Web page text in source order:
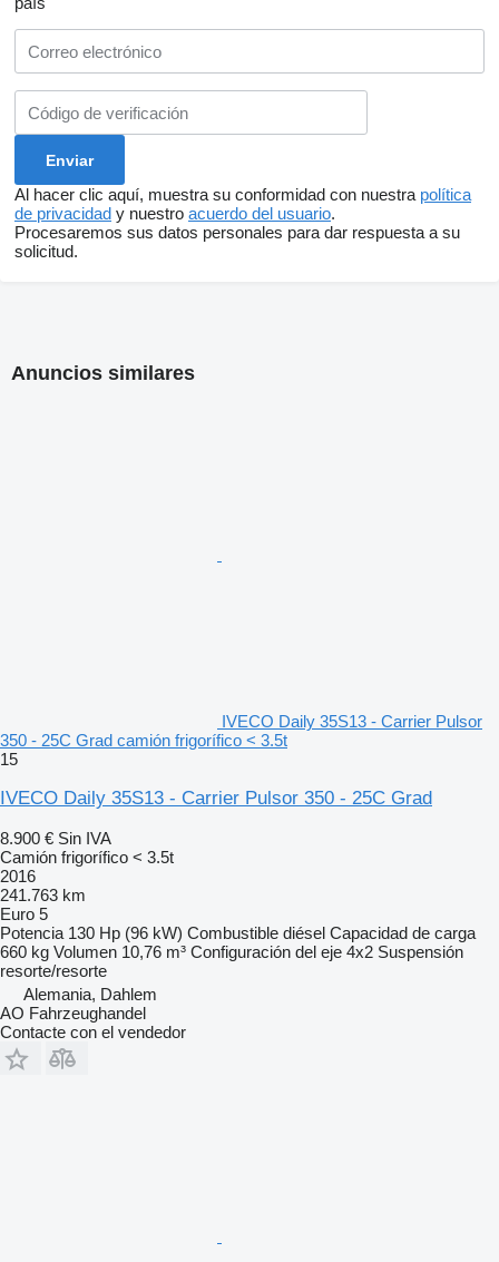
Al hacer clic aquí, muestra su conformidad con nuestra política
de privacidad y nuestro acuerdo del usuario.
Procesaremos sus datos personales para dar respuesta a su
solicitud.
Anuncios similares
IVECO Daily 35S13 - Carrier Pulsor
350 - 25C Grad camión frigorífico < 3.5t
15
IVECO Daily 35S13 - Carrier Pulsor 350 - 25C Grad
8.900 € Sin IVA
Camión frigorífico < 3.5t
2016
241.763 km
Euro 5
Potencia 130 Hp (96 kW) Combustible diésel Capacidad de carga
660 kg Volumen 10,76 m³ Configuración del eje 4x2 Suspensión
resorte/resorte
Alemania, Dahlem
AO Fahrzeughandel
Contacte con el vendedor